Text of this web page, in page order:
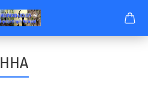
HHA